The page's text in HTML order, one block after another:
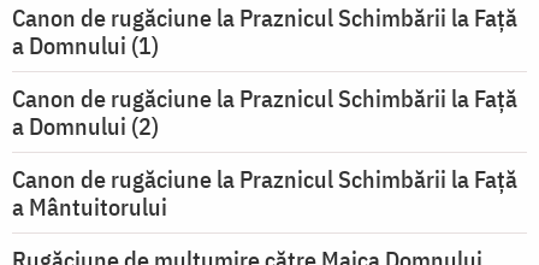
Canon de rugăciune la Praznicul Schimbării la Faţă
a Domnului (1)
Canon de rugăciune la Praznicul Schimbării la Faţă
a Domnului (2)
Canon de rugăciune la Praznicul Schimbării la Față
a Mântuitorului